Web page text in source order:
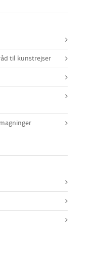
til kunstrejser